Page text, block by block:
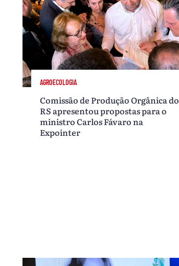
AGROECOLOGIA
Comissão de Produção Orgânica do
RS apresentou propostas para o
ministro Carlos Fávaro na
Expointer